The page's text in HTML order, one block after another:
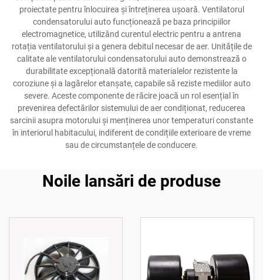
proiectate pentru înlocuirea și întreținerea ușoară. Ventilatorul
condensatorului auto funcționează pe baza principiilor
electromagnetice, utilizând curentul electric pentru a antrena
rotația ventilatorului și a genera debitul necesar de aer. Unitățile de
calitate ale ventilatorului condensatorului auto demonstrează o
durabilitate excepțională datorită materialelor rezistente la
coroziune și a lagărelor etanșate, capabile să reziste mediilor auto
severe. Aceste componente de răcire joacă un rol esențial în
prevenirea defectărilor sistemului de aer condiționat, reducerea
sarcinii asupra motorului și menținerea unor temperaturi constante
în interiorul habitacului, indiferent de condițiile exterioare de vreme
sau de circumstanțele de conducere.
Noile lansări de produse